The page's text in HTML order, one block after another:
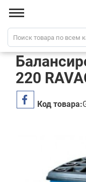
220
Код товара: